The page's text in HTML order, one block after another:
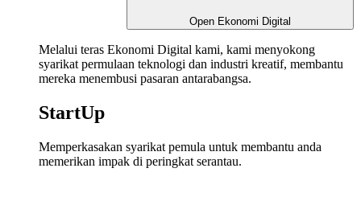
Open Ekonomi Digital
Melalui teras Ekonomi Digital kami, kami menyokong
syarikat permulaan teknologi dan industri kreatif, membantu
mereka menembusi pasaran antarabangsa.
StartUp
Memperkasakan syarikat pemula untuk membantu anda
memerikan impak di peringkat serantau.